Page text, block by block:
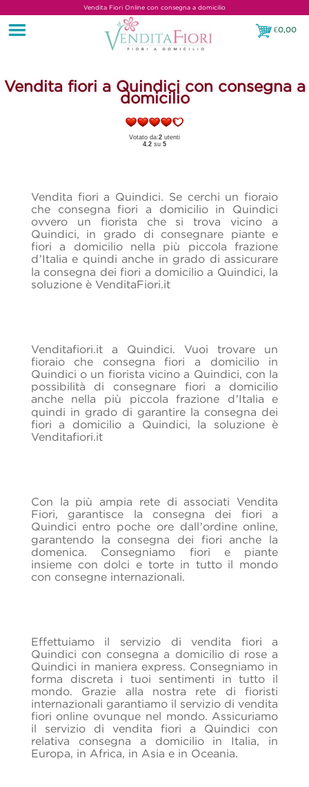
Vendita Fiori Online con consegna a domicilio
€0,00
€0,00
Vendita fiori a Quindici con consegna a
domicilio
Votato da:2 utenti
4.2 su 5
Vendita fiori a Quindici. Se cerchi un fioraio
che consegna fiori a domicilio in Quindici
ovvero un fiorista che si trova vicino a
Quindici, in grado di consegnare piante e
fiori a domicilio nella più piccola frazione
d’Italia e quindi anche in grado di assicurare
la consegna dei fiori a domicilio a Quindici, la
soluzione è VenditaFiori.it
Venditafiori.it a Quindici. Vuoi trovare un
fioraio che consegna fiori a domicilio in
Quindici o un fiorista vicino a Quindici, con la
possibilità di consegnare fiori a domicilio
anche nella più piccola frazione d’Italia e
quindi in grado di garantire la consegna dei
fiori a domicilio a Quindici, la soluzione è
Venditafiori.it
Con la più ampia rete di associati Vendita
Fiori, garantisce la consegna dei fiori a
Quindici entro poche ore dall’ordine online,
garantendo la consegna dei fiori anche la
domenica. Consegniamo fiori e piante
insieme con dolci e torte in tutto il mondo
con consegne internazionali.
Effettuiamo il servizio di vendita fiori a
Quindici con consegna a domicilio di rose a
Quindici in maniera express. Consegniamo in
forma discreta i tuoi sentimenti in tutto il
mondo. Grazie alla nostra rete di fioristi
internazionali garantiamo il servizio di vendita
fiori online ovunque nel mondo. Assicuriamo
il servizio di vendita fiori a Quindici con
relativa consegna a domicilio in Italia, in
Europa, in Africa, in Asia e in Oceania.